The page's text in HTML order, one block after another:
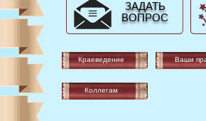
ЗАДАТЬ
ВОПРОС
Краеведение Ваши
Коллегам